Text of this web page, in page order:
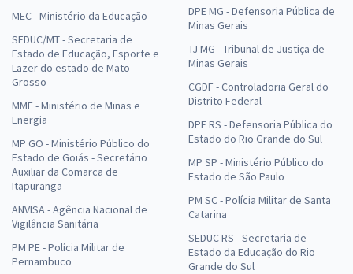
MEC - Ministério da Educação
SEDUC/MT - Secretaria de
Estado de Educação, Esporte e
Lazer do estado de Mato
Grosso
MME - Ministério de Minas e
Energia
MP GO - Ministério Público do
Estado de Goiás - Secretário
Auxiliar da Comarca de
Itapuranga
ANVISA - Agência Nacional de
Vigilância Sanitária
PM PE - Polícia Militar de
Pernambuco
DPE MG - Defensoria Pública de
Minas Gerais
TJ MG - Tribunal de Justiça de
Minas Gerais
CGDF - Controladoria Geral do
Distrito Federal
DPE RS - Defensoria Pública do
Estado do Rio Grande do Sul
MP SP - Ministério Público do
Estado de São Paulo
PM SC - Polícia Militar de Santa
Catarina
SEDUC RS - Secretaria de
Estado da Educação do Rio
Grande do Sul